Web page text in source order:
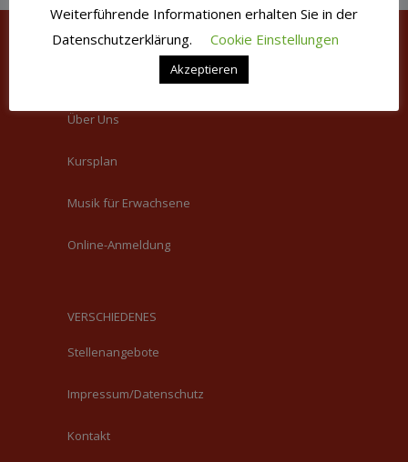
Über Uns
Kursplan
Musik für Erwachsene
Online-Anmeldung
VERSCHIEDENES
Stellenangebote
Impressum/Datenschutz
Kontakt
Weiterführende Informationen erhalten Sie in der
Datenschutzerklärung.
Cookie Einstellungen
Akzeptieren